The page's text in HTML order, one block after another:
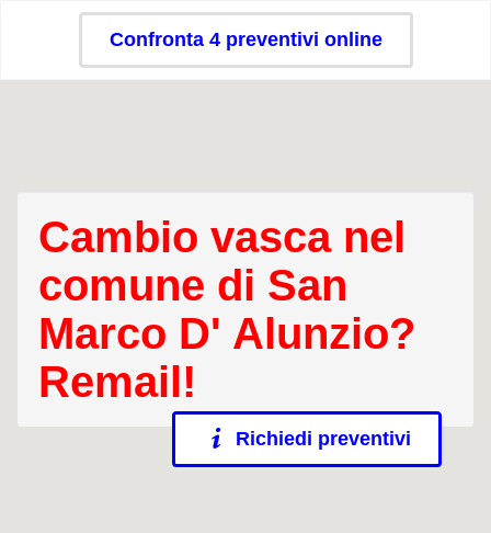
Confronta 4 preventivi online
Cambio vasca nel
comune di San
Marco D' Alunzio?
Remail!
Richiedi preventivi